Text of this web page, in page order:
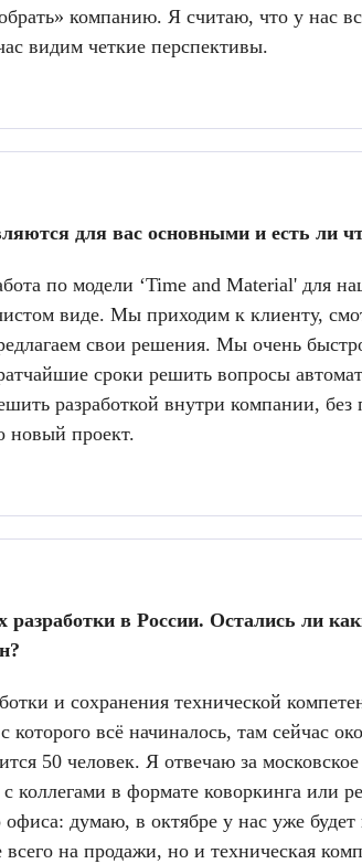
компанию. Я считаю, что у нас
видим четкие перспективы.
для вас основными и есть ли
по модели ‘Time and Material' для
виде. Мы приходим к клиенту,
свои решения. Мы очень
сроки решить вопросы
разработкой внутри компании, без
новый проект.
разработки в России. Остались ли
и сохранения технической
которого всё начиналось, там сейчас
50 человек. Я отвечаю за
коллегами в формате коворкинга или
думаю, в октябре у нас уже
всего на продажи, но и техническая